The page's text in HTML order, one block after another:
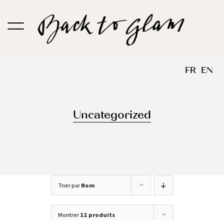
au
FR EN
Uncategorized
Trier parNom
Montrer12 produits